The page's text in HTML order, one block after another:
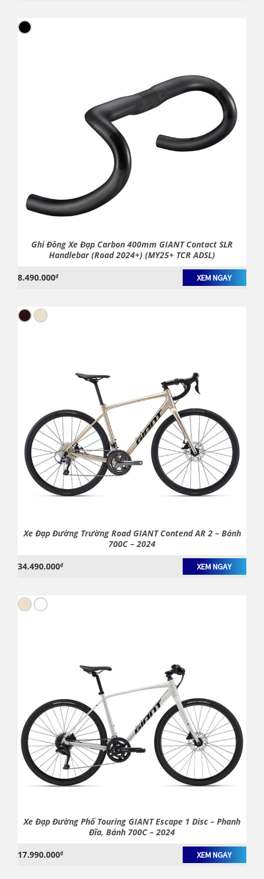
Ghi Đông Xe Đạp Carbon 400mm GIANT Contact SLR
Handlebar (Road 2024+) (MY25+ TCR ADSL)
8.490.000₫ XEM NGAY
Xe Đạp Đường Trường Road GIANT Contend AR 2 – Bánh
700C – 2024
34.490.000₫ XEM NGAY
Xe Đạp Đường Phố Touring GIANT Escape 1 Disc – Phanh
Đĩa, Bánh 700C – 2024
17.990.000₫ XEM NGAY